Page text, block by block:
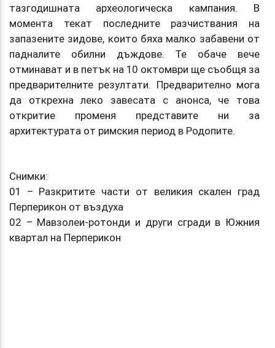
тазгодишната археологическа кампания. В
момента текат последните разчиствания на
запазените зидове, които бяха малко забавени от
падналите обилни дъждове. Те обаче вече
отминават и в петък на 10 октомври ще съобщя за
предварителните резултати. Предварително мога
да открехна леко завесата с анонса, че това
откритие променя представите ни за
архитектурата от римския период в Родопите.
Снимки:
01 – Разкритите части от великия скален град
Перперикон от въздуха
02 – Мавзолеи-ротонди и други сгради в Южния
квартал на Перперикон